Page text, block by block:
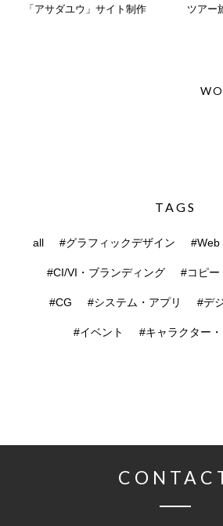
「アサダユウ」サイト制作
ツアー
TAGS
all #グラフィックデザイン #Web
#CI/VI・ブランディング #コピー
#CG #システム・アプリ #デ
#イベント #キャラクター